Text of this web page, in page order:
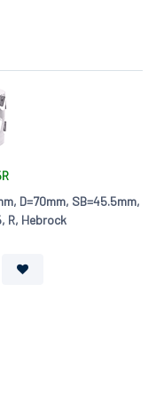
D=70mm, SB=45.5mm,
R, Hebrock